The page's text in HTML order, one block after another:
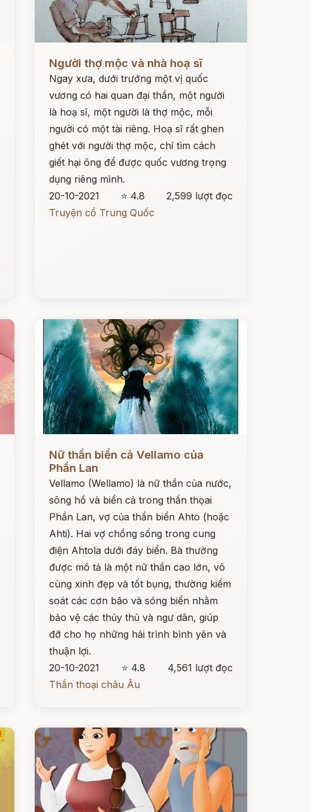
Người thợ mộc và nhà hoạ sĩ
Ngay xưa, dưới trướng một vị quốc
vương có hai quan đại thần, một người
là hoạ sĩ, một người là thợ mộc, mỗi
người có một tài riêng. Hoạ sĩ rất ghen
ghét với người thợ mộc, chỉ tìm cách
giết hại ông để được quốc vương trọng
dụng riêng mình.
20-10-2021
⭐ 4.8
2,599 lượt đọc
Truyện cổ Trung Quốc
Nữ thần biển cả Vellamo của
Phần Lan
Vellamo (Wellamo) là nữ thần của nước,
sông hồ và biển cả trong thần thọai
Phần Lan, vợ của thần biển Ahto (hoặc
Ahti). Hai vợ chồng sống trong cung
điện Ahtola dưới đáy biển. Bà thường
được mô tả là một nữ thần cao lớn, vô
cùng xinh đẹp và tốt bụng, thường kiểm
soát các cơn bão và sóng biển nhằm
bảo vệ các thủy thủ và ngư dân, giúp
đỡ cho họ những hải trình bình yên và
thuận lợi.
20-10-2021
⭐ 4.8
4,561 lượt đọc
Thần thoại châu Âu